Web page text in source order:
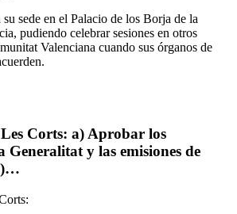
sede en el Palacio de los Borja de la
pudiendo celebrar sesiones en otros
Valenciana cuando sus órganos de
Corts: a) Aprobar los
Generalitat y las emisiones de